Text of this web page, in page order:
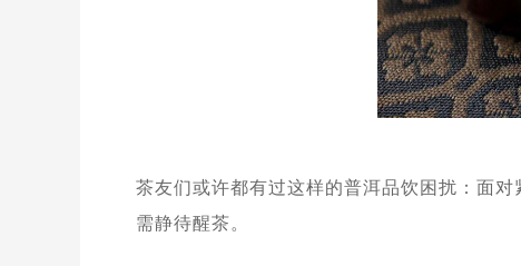
茶友们或许都有过这样的普洱品饮困扰：面
需静待醒茶。